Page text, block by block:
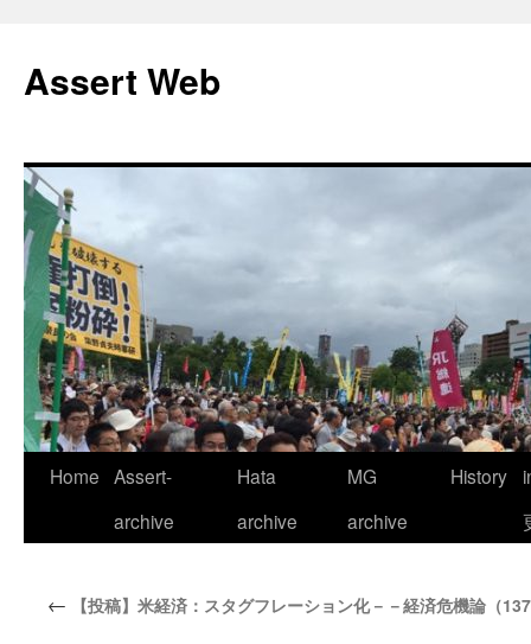
テ
ン
ス
キ
ッ
プ
Assert Web
Home Assert-
archive
Hata
archive
MG
archive
History
← 【投稿】米経済：スタグフレーション化－－経済危機論（